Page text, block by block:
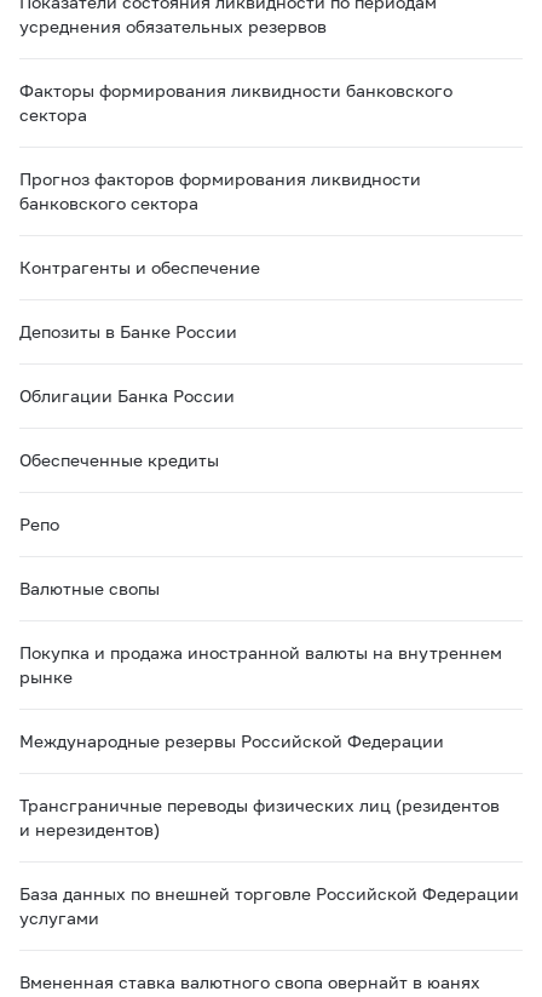
усреднения обязательных резервов
Факторы формирования ликвидности банковского
сектора
Прогноз факторов формирования ликвидности
банковского сектора
Контрагенты и обеспечение
Депозиты в Банке России
Облигации Банка России
Обеспеченные кредиты
Репо
Валютные свопы
Покупка и продажа иностранной валюты на внутреннем
рынке
Международные резервы Российской Федерации
Трансграничные переводы физических лиц (резидентов
и нерезидентов)
База данных по внешней торговле Российской Федерации
услугами
Вмененная ставка валютного свопа овернайт в юанях